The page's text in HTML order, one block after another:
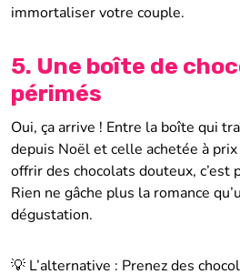
immortaliser votre couple.
5. Une boîte de
périmés
Oui, ça arrive ! Entre la boîte qui
depuis Noël et celle achetée à
offrir des chocolats douteux, c’est
Rien ne gâche plus la romance
dégustation.
💡 L’alternative : Prenez des